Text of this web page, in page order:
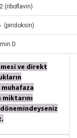
​(riboflavin)
(piridoksin)
D​
ve direkt
muhafaza